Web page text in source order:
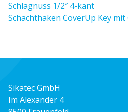
Schlagnuss 1/2″ 4-kant
Schachthaken CoverUp Key
Sikatec GmbH
Im Alexander 4